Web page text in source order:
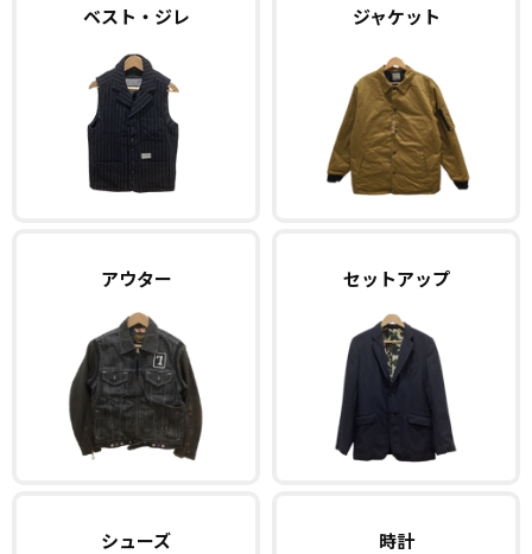
ベスト・ジレ ジャケット
アウター セットアップ
シューズ 時計